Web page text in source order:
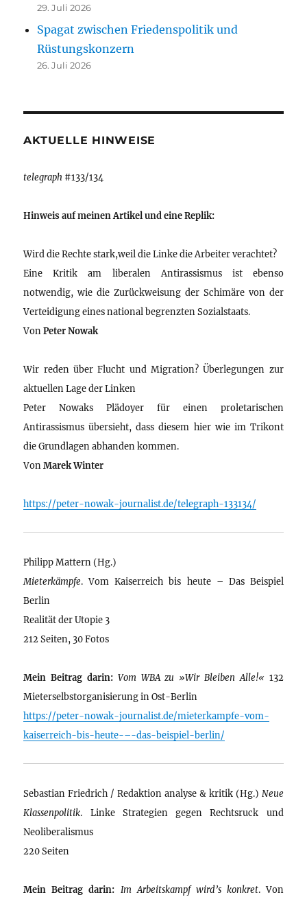
29. Juli 2026
Spagat zwischen Friedenspolitik und
Rüstungskonzern
26. Juli 2026
AKTUELLE HINWEISE
telegraph #133/134
Hinweis auf meinen Artikel und eine Replik:
Wird die Rechte stark,weil die Linke die Arbeiter verachtet?
Eine Kritik am liberalen Antirassismus ist ebenso
notwendig, wie die Zurückweisung der Schimäre von der
Verteidigung eines national begrenzten Sozialstaats.
VonPeter Nowak
Wir reden über Flucht und Migration? Überlegungen zur
aktuellen Lage der Linken
Peter Nowaks Plädoyer für einen proletarischen
Antirassismus übersieht, dass diesem hier wie im Trikont
die Grundlagen abhanden kommen.
VonMarek Winter
https://peter-nowak-journalist.de/telegraph-133134/
Philipp Mattern (Hg.)
Mieterkämpfe. Vom Kaiserreich bis heute – Das Beispiel
Berlin
Realität der Utopie 3
212 Seiten, 30 Fotos
Mein Beitrag darin: Vom WBA zu »Wir Bleiben Alle!« 132
Mieterselbstorganisierung in Ost-Berlin
https://peter-nowak-journalist.de/mieterkampfe-vom-
kaiserreich-bis-heute-–-das-beispiel-berlin/
Sebastian Friedrich / Redaktion analyse & kritik (Hg.) Neue
Klassenpolitik. Linke Strategien gegen Rechtsruck und
Neoliberalismus
220 Seiten
Mein Beitrag darin: Im Arbeitskampf wird’s konkret. Von